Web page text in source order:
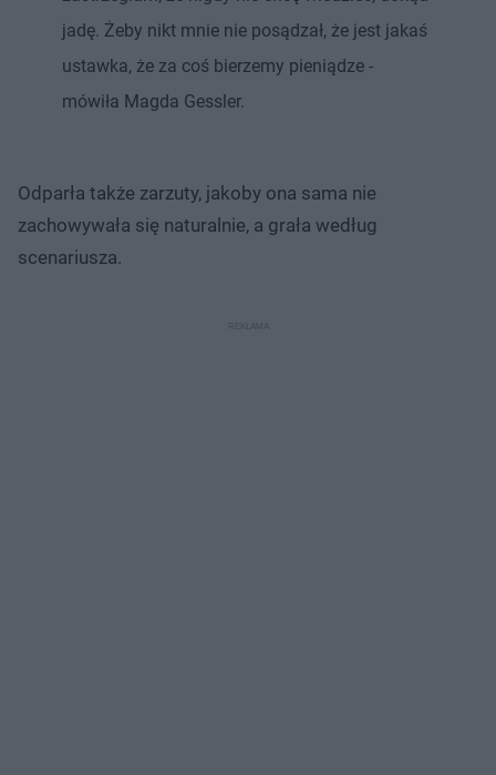
jadę. Żeby nikt mnie nie posądzał, że jest jakaś
ustawka, że za coś bierzemy pieniądze -
mówiła Magda Gessler.
Odparła także zarzuty, jakoby ona sama nie
zachowywała się naturalnie, a grała według
scenariusza.